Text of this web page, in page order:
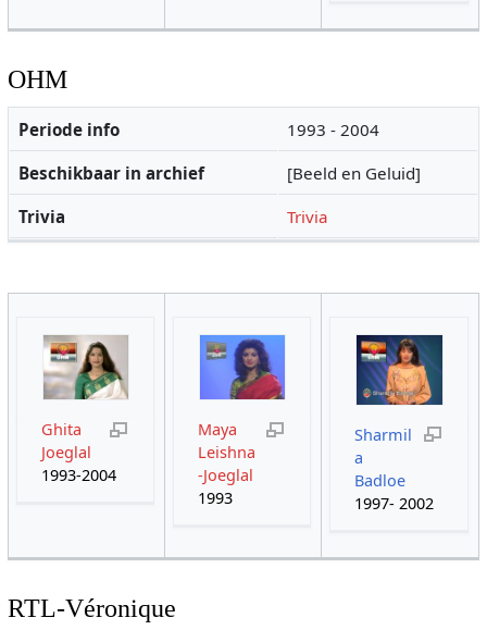
OHM
Periode info
1993 - 2004
Beschikbaar in archief
[Beeld en Geluid]
Trivia
Trivia
Ghita
Joeglal
1993-2004
Maya
Leishna
-Joeglal
1993
Sharmil
a
Badloe
1997- 2002
RTL-Véronique